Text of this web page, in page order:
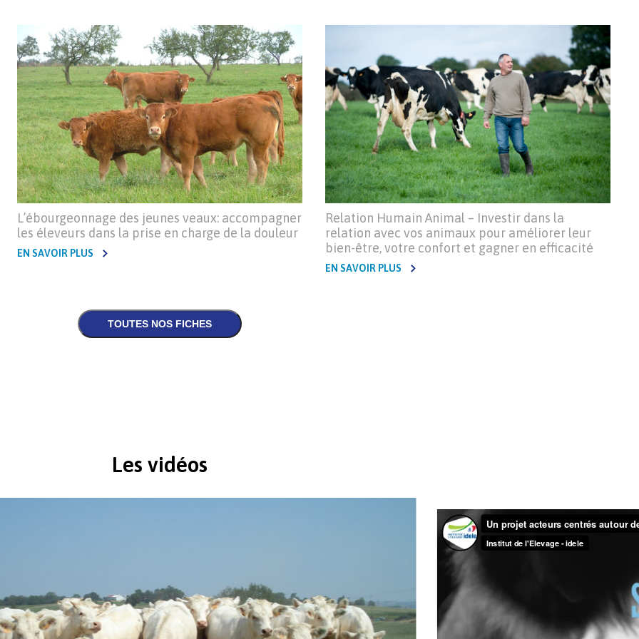
L’ébourgeonnage des jeunes veaux: accompagner
les éleveurs dans la prise en charge de la douleur
EN SAVOIR PLUS
Relation Humain Animal – Investir dans la
relation avec vos animaux pour améliorer leur
bien-être, votre confort et gagner en efficacité
EN SAVOIR PLUS
Les vidéos